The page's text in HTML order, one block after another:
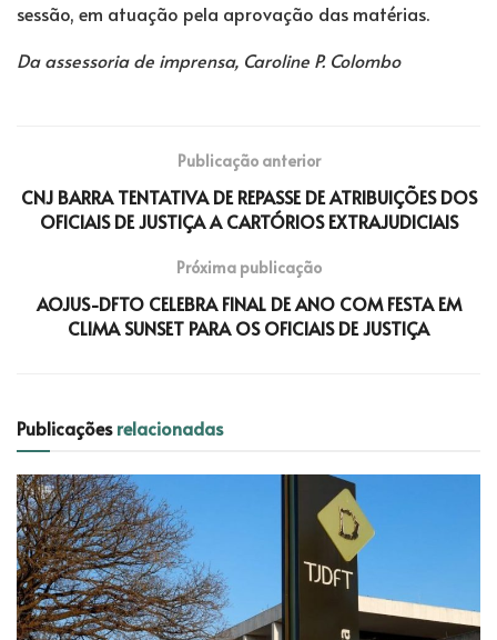
sessão, em atuação pela aprovação das matérias.
Da assessoria de imprensa, Caroline P. Colombo
Publicação anterior
CNJ BARRA TENTATIVA DE REPASSE DE ATRIBUIÇÕES DOS
OFICIAIS DE JUSTIÇA A CARTÓRIOS EXTRAJUDICIAIS
Próxima publicação
AOJUS-DFTO CELEBRA FINAL DE ANO COM FESTA EM
CLIMA SUNSET PARA OS OFICIAIS DE JUSTIÇA
Publicaçõesrelacionadas